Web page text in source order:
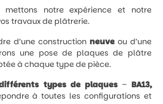
mettons notre expérience et notre
travaux de plâtrerie.
d’une construction neuveou d’une
une pose de plaques de plâtre
à chaque type de pièce.
types de plaques– BA13,
à toutes les configurations et